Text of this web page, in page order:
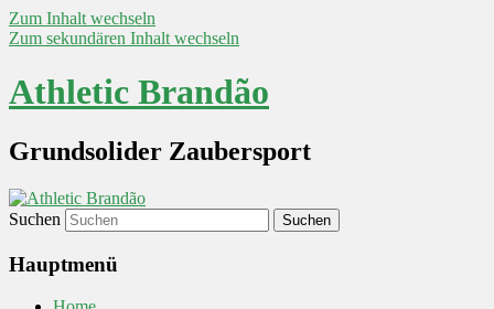
Zum Inhalt wechseln
Zum sekundären Inhalt wechseln
Athletic Brandão
Grundsolider Zaubersport
Suchen
Hauptmenü